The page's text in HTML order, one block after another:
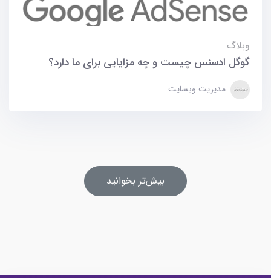
وبلاگ
گوگل ادسنس چیست و چه مزایایی برای ما دارد؟
مدیریت وبسایت
بیش‌تر بخوانید